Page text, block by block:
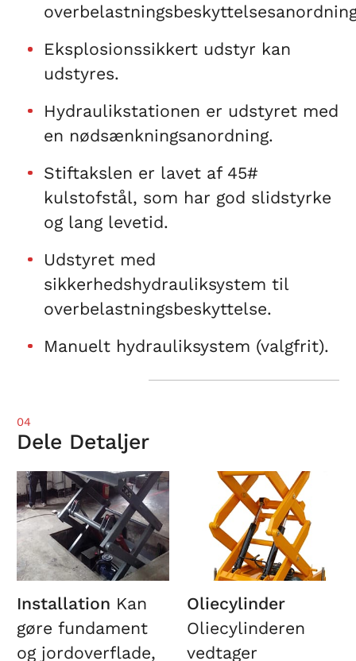
Eksplosionssikkert udstyr kan
udstyres.
Hydraulikstationen er udstyret med
en nødsænkningsanordning.
Stiftakslen er lavet af 45#
kulstofstål, som har god slidstyrke
og lang levetid.
Udstyret med
sikkerhedshydrauliksystem til
overbelastningsbeskyttelse.
Manuelt hydrauliksystem (valgfrit).
04
Dele Detaljer
Installation Kan
gøre fundament
og jordoverflade,
Oliecylinder
Oliecylinderen
vedtager